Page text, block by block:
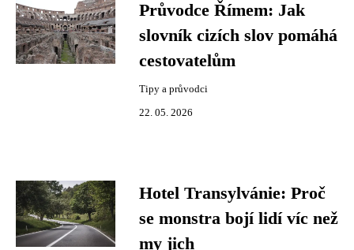
Průvodce Římem: Jak
slovník cizích slov pomáhá
cestovatelům
Tipy a průvodci
22. 05. 2026
Hotel Transylvánie: Proč
se monstra bojí lidí víc než
my jich